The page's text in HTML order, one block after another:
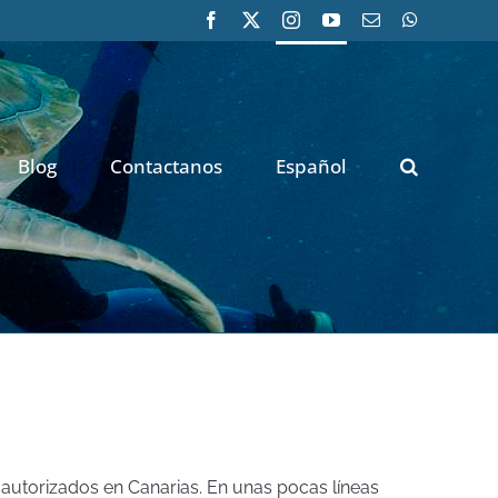
Facebook InstagramYouTube
Correo
Blog Contactanos Español
en Canarias. En unas pocas líneas